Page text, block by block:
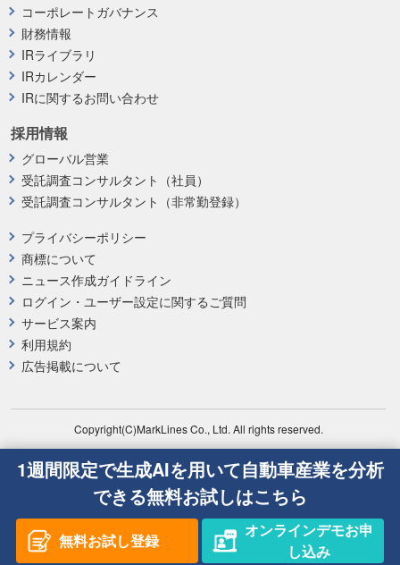
プライバシーポリシー
商標について
ニュース作成ガイドライン
ログイン・ユーザー設定に関するご質問
サービス案内
利用規約
広告掲載について
採用情報
グローバル営業
受託調査コンサルタント（社員）
受託調査コンサルタント（非常勤登録）
コーポレートガバナンス
財務情報
IRライブラリ
IRカレンダー
IRに関するお問い合わせ
Copyright(C)MarkLines Co., Ltd. All rights reserved.
1週間限定で生成AIを用いて自動車産業を分析
できる無料お試しはこちら
無料お試し登録
オンラインデモお申
し込み